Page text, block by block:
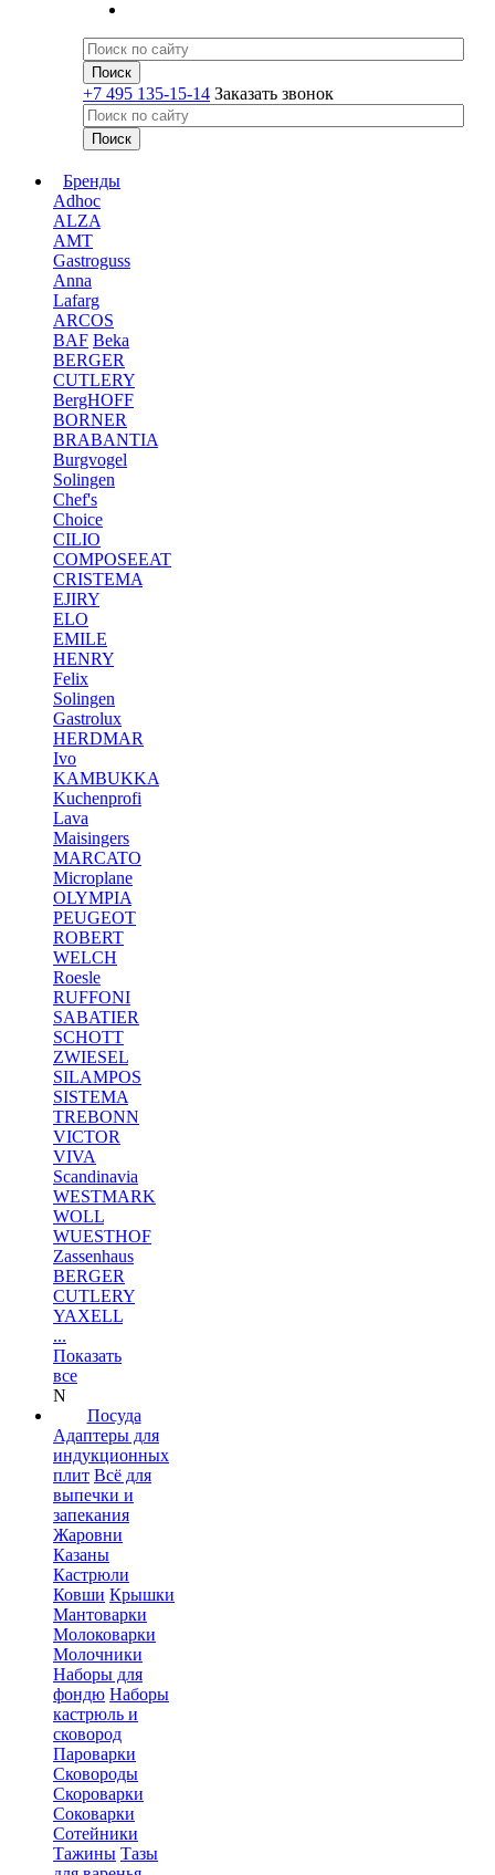
+7 495 135-15-14 Заказать звонок
Бренды
Adhoc
ALZA
AMT
Gastroguss
Anna
Lafarg
ARCOS
BAF Beka
BERGER
CUTLERY
BergHOFF
BORNER
BRABANTIA
Burgvogel
Solingen
Chef's
Choice
CILIO
COMPOSEEAT
CRISTEMA
EJIRY
ELO
EMILE
HENRY
Felix
Solingen
Gastrolux
HERDMAR
Ivo
KAMBUKKA
Kuchenprofi
Lava
Maisingers
MARCATO
Microplane
OLYMPIA
PEUGEOT
ROBERT
WELCH
Roesle
RUFFONI
SABATIER
SCHOTT
ZWIESEL
SILAMPOS
SISTEMA
TREBONN
VICTOR
VIVA
Scandinavia
WESTMARK
WOLL
WUESTHOF
Zassenhaus
BERGER
CUTLERY
YAXELL
...
Показать
все
N
Посуда
Адаптеры для
индукционных
плит Всё для
выпечки и
запекания
Жаровни
Казаны
Кастрюли
Ковши Крышки
Мантоварки
Молоковарки
Молочники
Наборы для
фондю Наборы
кастрюль и
сковород
Пароварки
Сковороды
Скороварки
Соковарки
Сотейники
Тажины Тазы